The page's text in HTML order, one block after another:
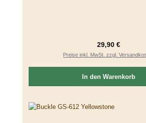
Regulärer Preis:
29,90 €
Preise inkl. MwSt. zzgl.
In den Warenkorb